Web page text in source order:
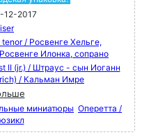
12-2017
/ Росвенге Хельге,
Илонка, сопрано
II (jr.) / Штраус - сын Иоганн
/ Кальман Имре
миниатюры Оперетта /